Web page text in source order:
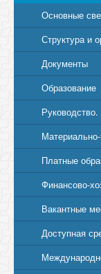
Основные
Структура и
Документы
Образование
Руководство.
Платные
Финансово-
Вакантные
Доступная